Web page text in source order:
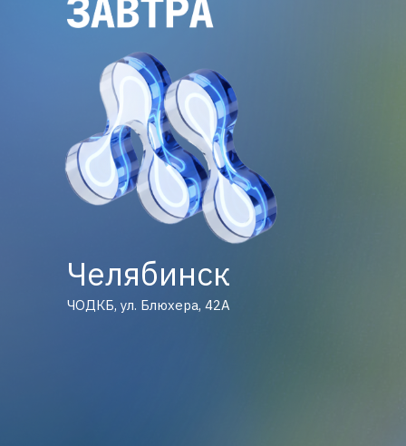
Челябинск
ЧОДКБ, ул. Блюхера, 42А